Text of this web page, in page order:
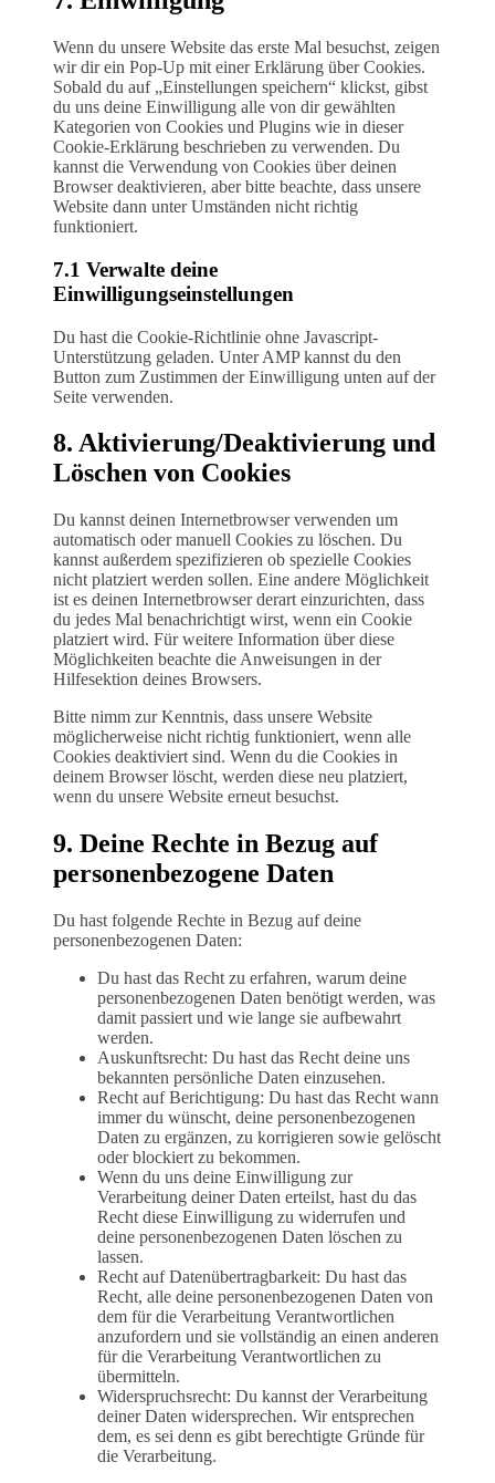
to
sonstiges
Wenn du unsere Website das erste Mal besuchst, zeigen
wir dir ein Pop-Up mit einer Erklärung über Cookies.
Sobald du auf „Einstellungen speichern“ klickst, gibst
du uns deine Einwilligung alle von dir gewählten
Kategorien von Cookies und Plugins wie in dieser
Cookie-Erklärung beschrieben zu verwenden. Du
kannst die Verwendung von Cookies über deinen
Browser deaktivieren, aber bitte beachte, dass unsere
Website dann unter Umständen nicht richtig
funktioniert.
7.1 Verwalte deine
Einwilligungseinstellungen
Du hast die Cookie-Richtlinie ohne Javascript-
Unterstützung geladen. Unter AMP kannst du den
Button zum Zustimmen der Einwilligung unten auf der
Seite verwenden.
8. Aktivierung/Deaktivierung und
Löschen von Cookies
Du kannst deinen Internetbrowser verwenden um
automatisch oder manuell Cookies zu löschen. Du
kannst außerdem spezifizieren ob spezielle Cookies
nicht platziert werden sollen. Eine andere Möglichkeit
ist es deinen Internetbrowser derart einzurichten, dass
du jedes Mal benachrichtigt wirst, wenn ein Cookie
platziert wird. Für weitere Information über diese
Möglichkeiten beachte die Anweisungen in der
Hilfesektion deines Browsers.
Bitte nimm zur Kenntnis, dass unsere Website
möglicherweise nicht richtig funktioniert, wenn alle
Cookies deaktiviert sind. Wenn du die Cookies in
deinem Browser löscht, werden diese neu platziert,
wenn du unsere Website erneut besuchst.
9. Deine Rechte in Bezug auf
personenbezogene Daten
Du hast folgende Rechte in Bezug auf deine
personenbezogenen Daten:
Du hast das Recht zu erfahren, warum deine
personenbezogenen Daten benötigt werden, was
damit passiert und wie lange sie aufbewahrt
werden.
Auskunftsrecht: Du hast das Recht deine uns
bekannten persönliche Daten einzusehen.
Recht auf Berichtigung: Du hast das Recht wann
immer du wünscht, deine personenbezogenen
Daten zu ergänzen, zu korrigieren sowie gelöscht
oder blockiert zu bekommen.
Wenn du uns deine Einwilligung zur
Verarbeitung deiner Daten erteilst, hast du das
Recht diese Einwilligung zu widerrufen und
deine personenbezogenen Daten löschen zu
lassen.
Recht auf Datenübertragbarkeit: Du hast das
Recht, alle deine personenbezogenen Daten von
dem für die Verarbeitung Verantwortlichen
anzufordern und sie vollständig an einen anderen
für die Verarbeitung Verantwortlichen zu
übermitteln.
Widerspruchsrecht: Du kannst der Verarbeitung
deiner Daten widersprechen. Wir entsprechen
dem, es sei denn es gibt berechtigte Gründe für
die Verarbeitung.